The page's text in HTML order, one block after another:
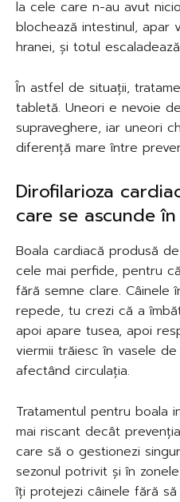
la cele care n-au avut
blochează intestinul, apar
hranei, și totul
În astfel de situații,
tabletă. Uneori e nevoie
supraveghere, iar uneori
diferență mare între
Dirofilarioza
care se ascunde
Boala cardiacă produsă
cele mai perfide, pentru
fără semne clare. Câinele
repede, tu crezi că a
apoi apare tusea, apoi
viermii trăiesc în vasele
afectând circulația.
Tratamentul pentru boala
mai riscant decât
care să o gestionezi
sezonul potrivit și în
îți protejezi câinele fără să